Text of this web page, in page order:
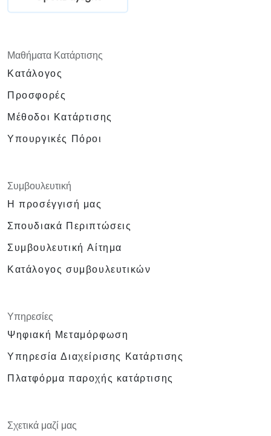
Μαθήματα Κατάρτισης
Κατάλογος
Προσφορές
Μέθοδοι Κατάρτισης
Υπουργικές Πόροι
Συμβουλευτική
Η προσέγγισή μας
Σπουδιακά Περιπτώσεις
Συμβουλευτική Αίτημα
Κατάλογος συμβουλευτικών
Υπηρεσίες
Ψηφιακή Μεταμόρφωση
Υπηρεσία Διαχείρισης Κατάρτισης
Πλατφόρμα παροχής κατάρτισης
Σχετικά μαζί μας